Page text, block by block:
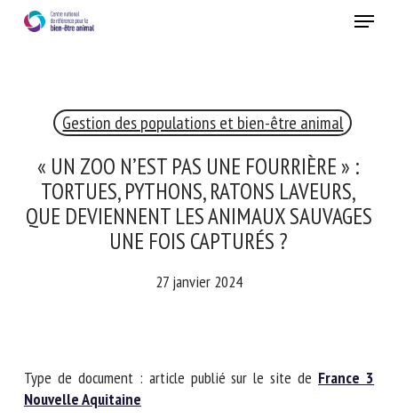
Menu
Gestion des populations et bien-être animal
« UN ZOO N’EST PAS UNE FOURRIÈRE » :
TORTUES, PYTHONS, RATONS LAVEURS,
QUE DEVIENNENT LES ANIMAUX
SAUVAGES UNE FOIS CAPTURÉS ?
27 janvier 2024
Type de document : article publié sur le site deFrance 3
Nouvelle Aquitaine
RECEVEZ CHAQUE MOIS GRATUITEMENT
LES DERNIÈRES ACTUALITÉS SUR LE BIEN-ÊTRE
ANIMAL
Nom *